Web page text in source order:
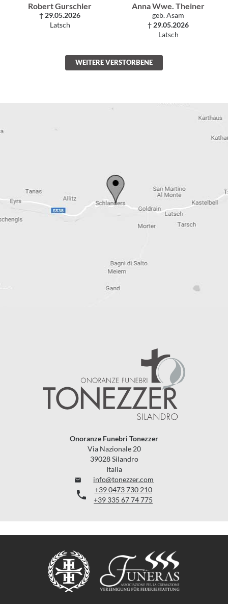
Robert Gurschler
† 29.05.2026
Latsch
Anna Wwe. Theiner
geb. Asam
† 29.05.2026
Latsch
WEITERE VERSTORBENE
Onoranze Funebri Tonezzer
Via Nazionale 20
39028 Silandro
Italia
 info@tonezzer.com

+39 0473 730 210
+39 335 67 74 775